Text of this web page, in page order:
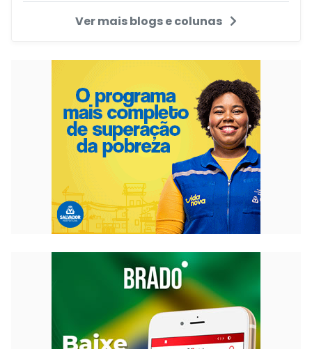
Ver mais blogs e colunas